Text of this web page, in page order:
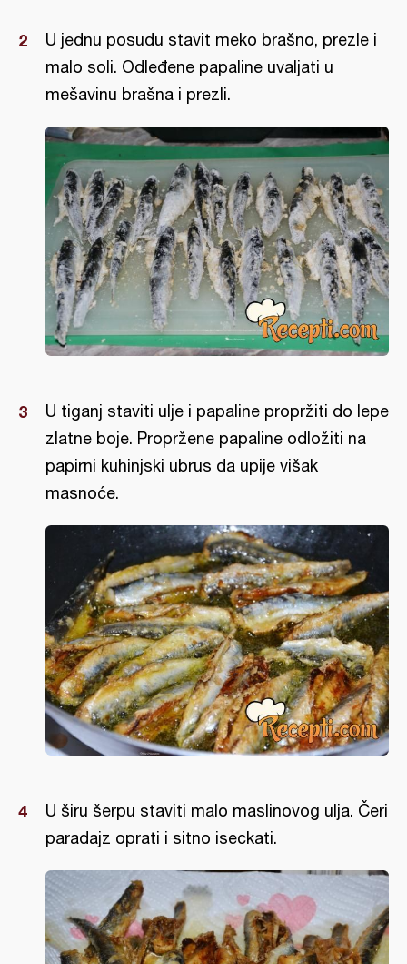
U jednu posudu stavit meko brašno, prezle i
malo soli. Odleđene papaline uvaljati u
mešavinu brašna i prezli.
U tiganj staviti ulje i papaline propržiti do lepe
zlatne boje. Propržene papaline odložiti na
papirni kuhinjski ubrus da upije višak
masnoće.
U širu šerpu staviti malo maslinovog ulja. Čeri
paradajz oprati i sitno iseckati.